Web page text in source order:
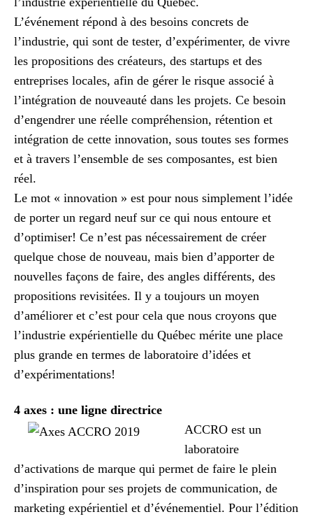
L’événement répond à des besoins concrets de
l’industrie, qui sont de tester, d’expérimenter, de vivre
les propositions des créateurs, des startups et des
entreprises locales, afin de gérer le risque associé à
l’intégration de nouveauté dans les projets. Ce besoin
d’engendrer une réelle compréhension, rétention et
intégration de cette innovation, sous toutes ses formes
et à travers l’ensemble de ses composantes, est bien
réel.
Le mot « innovation » est pour nous simplement l’idée
de porter un regard neuf sur ce qui nous entoure et
d’optimiser! Ce n’est pas nécessairement de créer
quelque chose de nouveau, mais bien d’apporter de
nouvelles façons de faire, des angles différents, des
propositions revisitées. Il y a toujours un moyen
d’améliorer et c’est pour cela que nous croyons que
l’industrie expérientielle du Québec mérite une place
plus grande en termes de laboratoire d’idées et
d’expérimentations!
4 axes : une ligne directrice
ACCRO est un
laboratoire
d’activations de marque qui permet de faire le plein
d’inspiration pour ses projets de communication, de
marketing expérientiel et d’événementiel. Pour l’édition